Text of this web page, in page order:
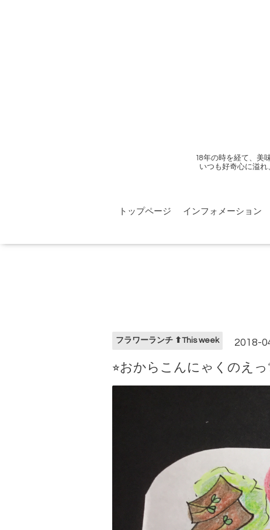
18年の時を経て、美
いつも好奇心に溢
トップページ インフォメーション
フラワーランチ ⬆︎This week 2018-
⭐︎おからこんにゃくのえ